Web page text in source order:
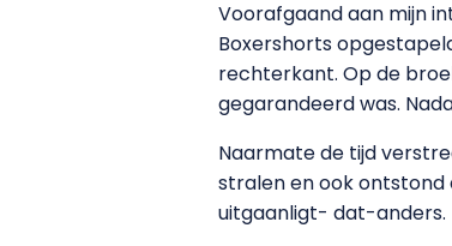
Voorafgaand aan mijn
Boxershorts
rechterkant. Op de
gegarandeerd was.
Naarmate de tijd
stralen en ook
uitgaanligt- dat-anders.